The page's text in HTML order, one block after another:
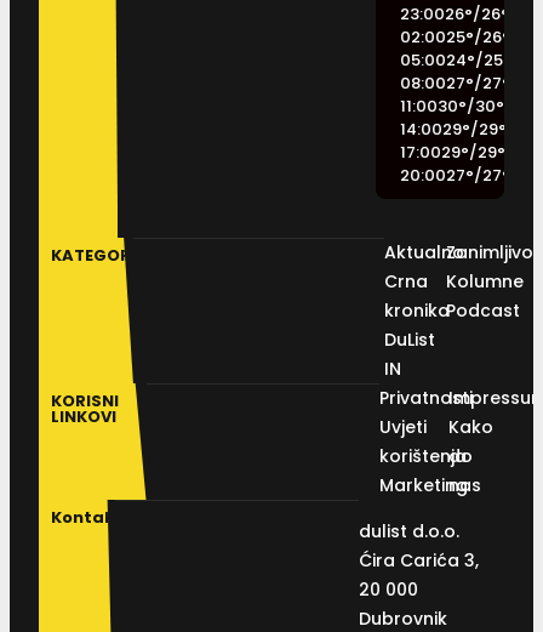
23:0026°/26°
02:0025°/26°
05:0024°/25°
08:0027°/27°
11:0030°/30°
14:0029°/29°
17:0029°/29°
20:0027°/27°
KATEGORIJE
Aktualno
Crna
kronika
DuList
IN
Kolumne
Podcast
KORISNI
LINKOVI
Privatnosti
Uvjeti
korištenja
Marketing
Kako
do
nas
Kontakt
dulist d.o.o.
Ćira Carića 3,
20 000
Dubrovnik